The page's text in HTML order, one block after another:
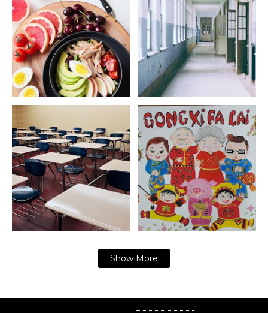
Show More